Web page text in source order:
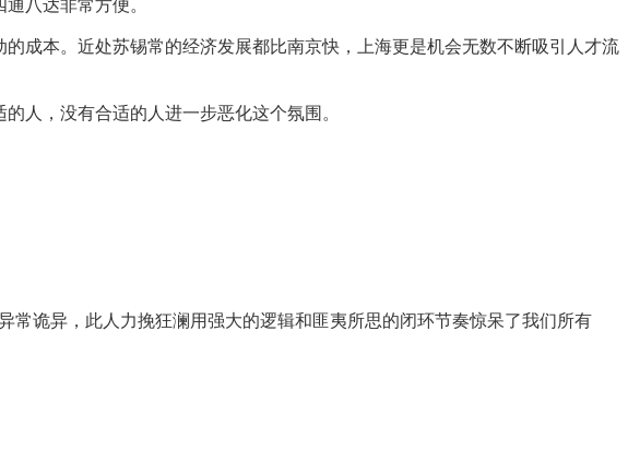
八达非常方便。
本。近处苏锡常的经济发展都比南京快，上海更是机会无数不断吸引人才流
人，没有合适的人进一步恶化这个氛围。
诡异，此人力挽狂澜用强大的逻辑和匪夷所思的闭环节奏惊呆了我们所有